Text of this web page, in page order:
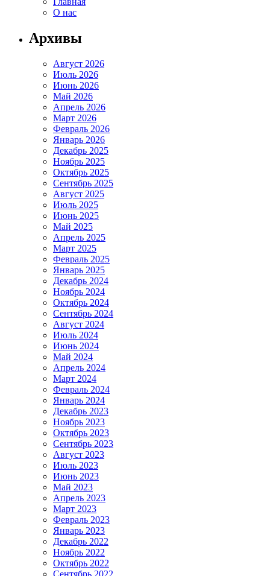
О нас
Архивы
Август 2026
Июль 2026
Июнь 2026
Май 2026
Апрель 2026
Март 2026
Февраль 2026
Январь 2026
Декабрь 2025
Ноябрь 2025
Октябрь 2025
Сентябрь 2025
Август 2025
Июль 2025
Июнь 2025
Май 2025
Апрель 2025
Март 2025
Февраль 2025
Январь 2025
Декабрь 2024
Ноябрь 2024
Октябрь 2024
Сентябрь 2024
Август 2024
Июль 2024
Июнь 2024
Май 2024
Апрель 2024
Март 2024
Февраль 2024
Январь 2024
Декабрь 2023
Ноябрь 2023
Октябрь 2023
Сентябрь 2023
Август 2023
Июль 2023
Июнь 2023
Май 2023
Апрель 2023
Март 2023
Февраль 2023
Январь 2023
Декабрь 2022
Ноябрь 2022
Октябрь 2022
Сентябрь 2022